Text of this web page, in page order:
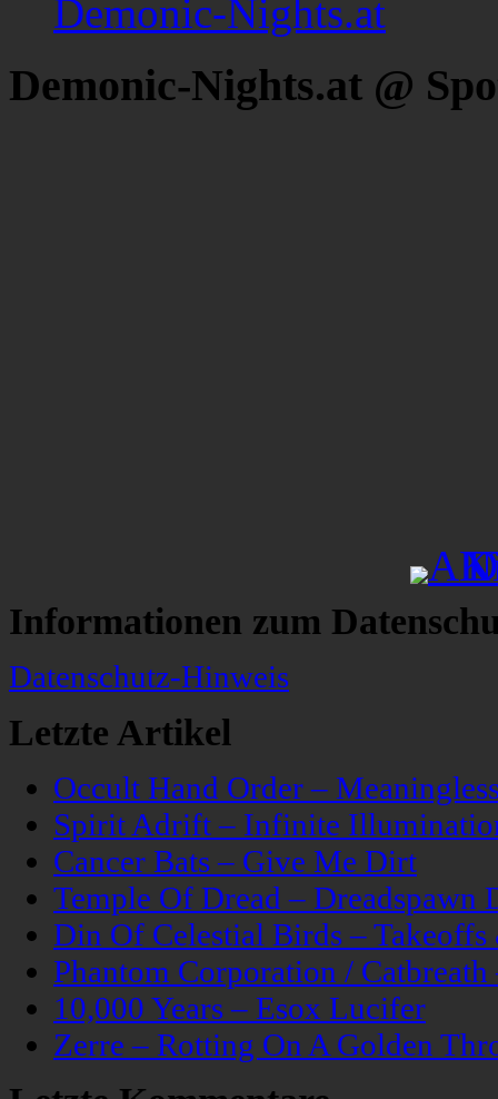
Demonic-Nights.at
Demonic-Nights.at @
Informationen zum
Datenschutz-Hinweis
Letzte Artikel
Occult Hand Order –
Spirit Adrift – Infinite
Cancer Bats – Give Me Dirt
Temple Of Dread – Dreadspawn
Din Of Celestial Birds –
Phantom Corporation /
10,000 Years – Esox Lucifer
Zerre – Rotting On A Golden